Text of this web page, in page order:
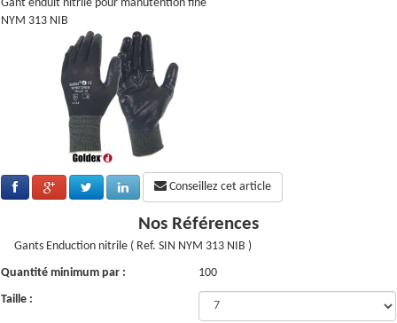
Gant enduit nitrile pour manutention fine
NYM 313 NIB
Conseillez cet article
Nos Références
Gants Enduction nitrile ( Ref. SIN NYM 313 NIB )
Quantité minimum par :
100
Taille :